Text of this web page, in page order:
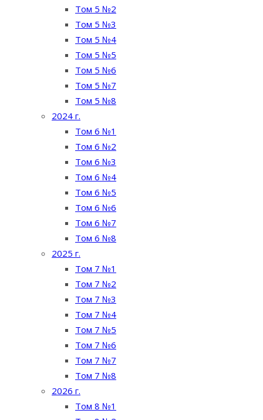
Том 5 №2
Том 5 №3
Том 5 №4
Том 5 №5
Том 5 №6
Том 5 №7
Том 5 №8
2024 г.
Том 6 №1
Том 6 №2
Том 6 №3
Том 6 №4
Том 6 №5
Том 6 №6
Том 6 №7
Том 6 №8
2025 г.
Том 7 №1
Том 7 №2
Том 7 №3
Том 7 №4
Том 7 №5
Том 7 №6
Том 7 №7
Том 7 №8
2026 г.
Том 8 №1